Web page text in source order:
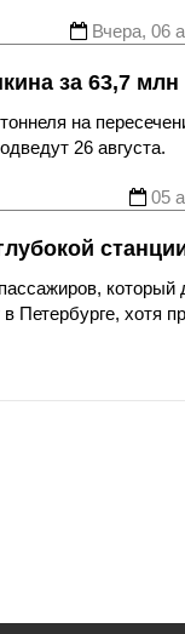
Вчера, 06
за 63,7 млн
на
26 августа.
05
который
Петербурге, хотя